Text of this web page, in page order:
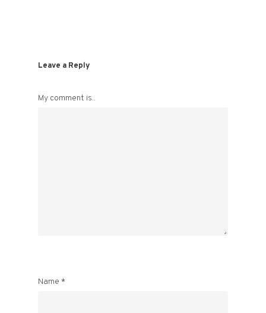
Leave a Reply
My comment is..
Name *